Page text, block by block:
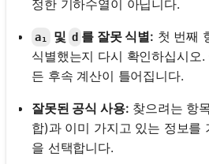
정한 기하수열이 아닙니다.
a₁ 및 d 를 잘못 식별: 첫 번째
식별했는지 다시 확인하십시오
든 후속 계산이 틀어집니다.
잘못된 공식 사용: 찾으려는 항
합)과 이미 가지고 있는 정보를
을 선택합니다.